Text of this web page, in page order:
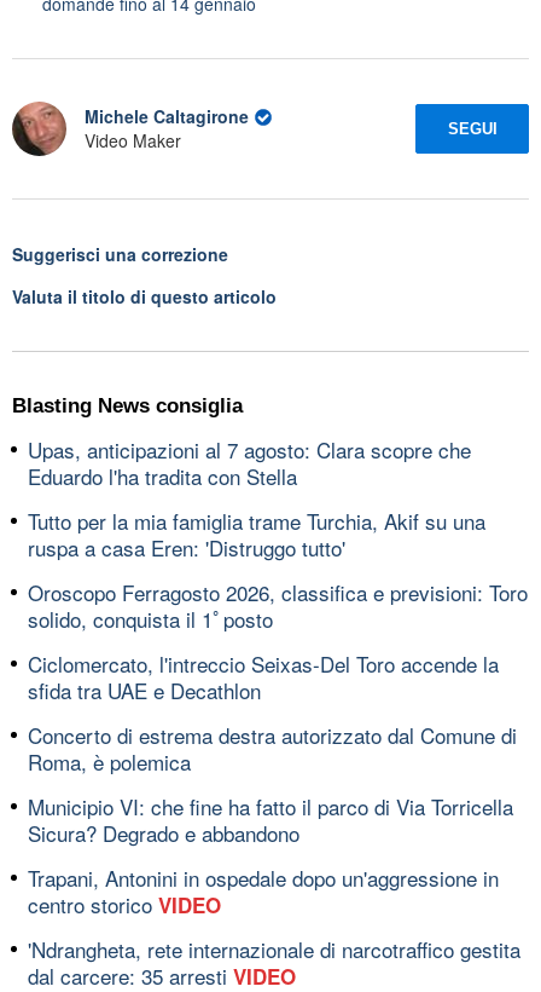
Michele Caltagirone
Video Maker
SEGUI
Suggerisci una correzione
Valuta il titolo di questo articolo
Blasting News consiglia
Upas, anticipazioni al 7 agosto: Clara scopre che
Eduardo l'ha tradita con Stella
Tutto per la mia famiglia trame Turchia, Akif su una
ruspa a casa Eren: 'Distruggo tutto'
Oroscopo Ferragosto 2026, classifica e previsioni: Toro
solido, conquista il 1ﾟposto
Ciclomercato, l'intreccio Seixas-Del Toro accende la
sfida tra UAE e Decathlon
Concerto di estrema destra autorizzato dal Comune di
Roma, è polemica
Municipio VI: che fine ha fatto il parco di Via Torricella
Sicura? Degrado e abbandono
Trapani, Antonini in ospedale dopo un'aggressione in
centro storico VIDEO
'Ndrangheta, rete internazionale di narcotraffico gestita
dal carcere: 35 arresti VIDEO